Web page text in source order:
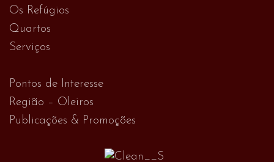
Os Refúgios
Quartos
Serviços
Pontos de Interesse
Região – Oleiros
Publicações & Promoções